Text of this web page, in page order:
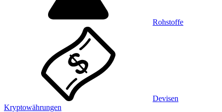
Rohstoffe
Devisen
Kryptowährungen